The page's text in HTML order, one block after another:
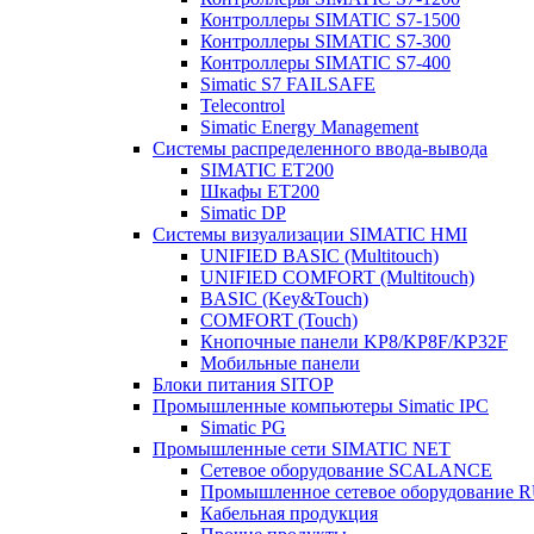
Контроллеры SIMATIC S7-1500
Контроллеры SIMATIC S7-300
Контроллеры SIMATIC S7-400
Simatic S7 FAILSAFE
Telecontrol
Simatic Energy Management
Системы распределенного ввода-вывода
SIMATIC ET200
Шкафы ET200
Simatic DP
Системы визуализации SIMATIC HMI
UNIFIED BASIC (Multitouch)
UNIFIED COMFORT (Multitouch)
BASIC (Key&Touch)
COMFORT (Touch)
Кнопочные панели KP8/KP8F/KP32F
Мобильные панели
Блоки питания SITOP
Промышленные компьютеры Simatic IPC
Simatic PG
Промышленные сети SIMATIC NET
Сетевое оборудование SCALANCE
Промышленное сетевое оборудование
Кабельная продукция